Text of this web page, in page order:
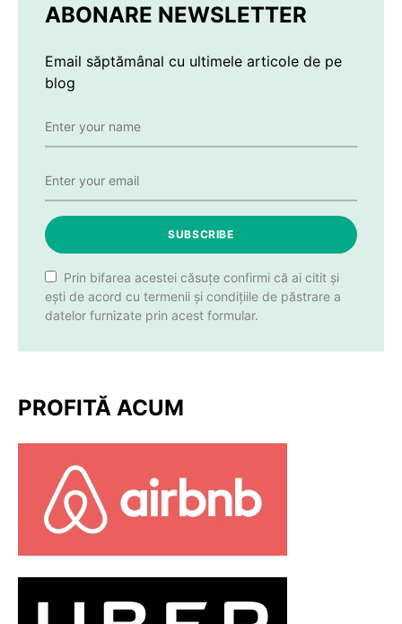
ABONARE NEWSLETTER
Email săptămânal cu ultimele articole de pe
blog
SUBSCRIBE
Prin bifarea acestei căsuțe confirmi că ai citit și
ești de acord cu termenii și condițiile de păstrare a
datelor furnizate prin acest formular.
PROFITĂ ACUM